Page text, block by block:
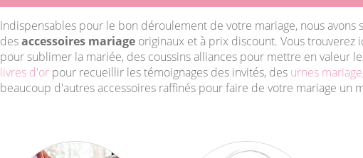
Indispensables pour le bon déroulement de votre mariage, nous avons
desaccessoires mariage originaux et à prix discount. Vous trouverez
pour sublimer la mariée, des coussins alliances pour mettre en valeur
livres d'or pour recueillir les témoignages des invités, des urnes mariage
beaucoup d'autres accessoires raffinés pour faire de votre mariage un